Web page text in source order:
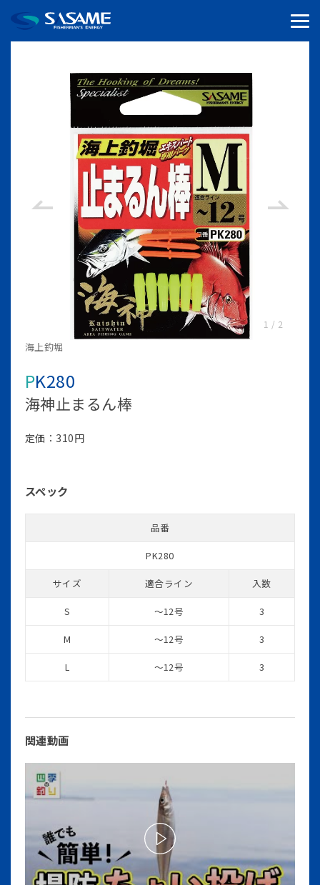
1 / 2
海上釣堀
PK280
海神止まるん棒
定価：310円
スペック
品番
PK280
サイズ 適合ライン 入数
S ～12号 3
M ～12号 3
L ～12号 3
関連動画